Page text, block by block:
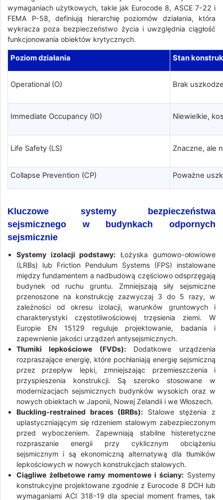
wymaganiach użytkowych, takie jak Eurocode 8, ASCE 7-22 i
FEMA P-58, definiują hierarchię poziomów działania, która
wykracza poza bezpieczeństwo życia i uwzględnia ciągłość
funkcjonowania obiektów krytycznych.
Poziom działania Stan
Operational (O) Brak
Immediate Occupancy (IO) Niewielkie,
Life Safety (LS) Znaczne, ale
Collapse Prevention (CP) Poważne
Kluczowe systemy bezpieczeństwa
sejsmicznego w budynkach odpornych
sejsmicznie
Systemy izolacji podstawy: Łożyska gumowo-ołowiowe
(LRBs) lub Friction Pendulum Systems (FPS) instalowane
między fundamentem a nadbudową częściowo odsprzęgają
budynek od ruchu gruntu. Zmniejszają siły sejsmiczne
przenoszone na konstrukcję zazwyczaj 3 do 5 razy, w
zależności od okresu izolacji, warunków gruntowych i
charakterystyki częstotliwościowej trzęsienia ziemi. W
Europie EN 15129 reguluje projektowanie, badania i
zapewnienie jakości urządzeń antysejsmicznych.
Tłumiki lepkościowe (FVDs):Dodatkowe urządzenia
rozpraszające energię, które pochłaniają energię sejsmiczną
przez przepływ lepki, zmniejszając przemieszczenia i
przyspieszenia konstrukcji. Są szeroko stosowane w
modernizacjach sejsmicznych budynków wysokich oraz w
nowych obiektach w Japonii, Nowej Zelandii i we Włoszech.
Buckling-restrained braces (BRBs): Stalowe stężenia z
uplastyczniającym się rdzeniem stalowym zabezpieczonym
przed wyboczeniem. Zapewniają stabilne histeretyczne
rozpraszanie energii przy cyklicznym obciążeniu
sejsmicznym i są ekonomiczną alternatywą dla tłumików
lepkościowych w nowych konstrukcjach stalowych.
Ciągliwe żelbetowe ramy momentowe i ściany: Systemy
konstrukcyjne projektowane zgodnie z Eurocode 8 DCH lub
wymaganiami ACI 318-19 dla special moment frames, tak